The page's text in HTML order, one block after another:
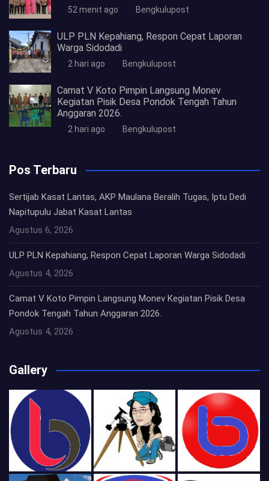
52 menit ago Bengkulupost
ULP PLN Kepahiang, Respon Cepat Laporan
Warga Sidodadi
2 hari ago Bengkulupost
Camat V Koto Pimpin Langsung Monev
Kegiatan Pisik Desa Pondok Tengah Tahun
Anggaran 2026.
2 hari ago Bengkulupost
Pos Terbaru
Sertijab Kasat Lantas, AKP Maulana Beralih Tugas, Iptu Dedi
Napitupulu Jabat Kasat Lantas
Agustus 6, 2026
ULP PLN Kepahiang, Respon Cepat Laporan Warga Sidodadi
Agustus 4, 2026
Camat V Koto Pimpin Langsung Monev Kegiatan Pisik Desa
Pondok Tengah Tahun Anggaran 2026.
Agustus 4, 2026
Gallery